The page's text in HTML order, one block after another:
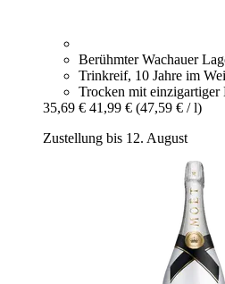
Berühmter Wachauer
Trinkreif, 10 Jahre im
Trocken mit
35,69 € 41,99 € (47,59 € / l)
Zustellung bis 12. August